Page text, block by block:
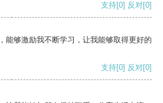
支持[0] 反对[0]
能够激励我不断学习，让我能够取得更好的
支持[0] 反对[0]